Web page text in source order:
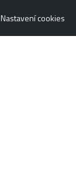
Nastavení cookies